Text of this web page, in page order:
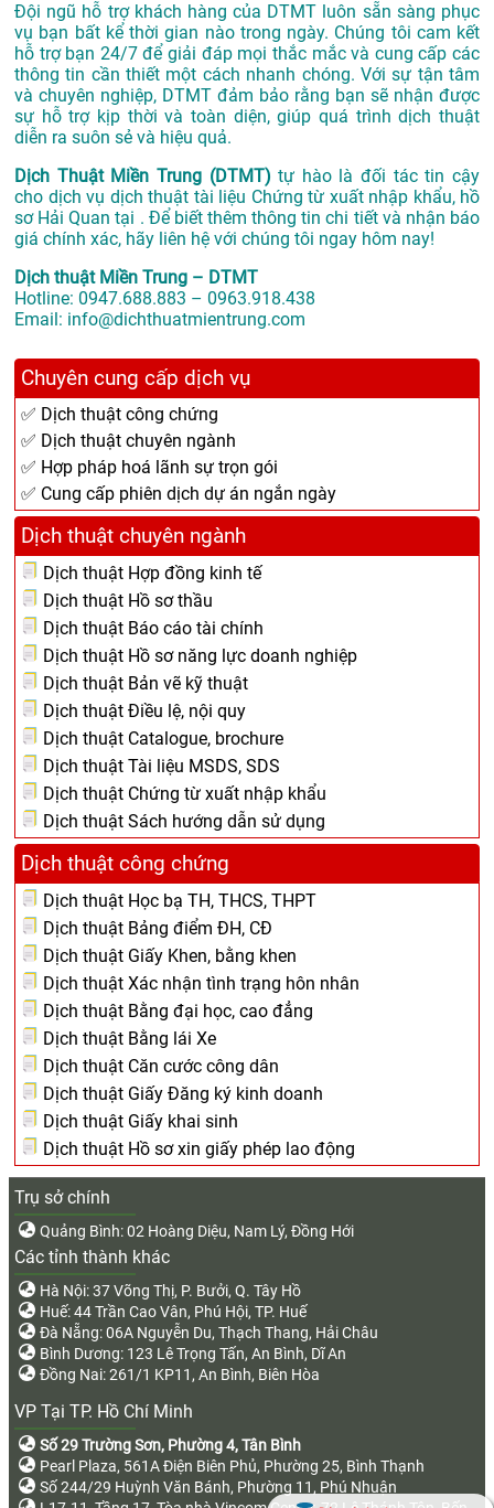
Đội ngũ hỗ trợ khách hàng của DTMT luôn sẵn sàng phục
vụ bạn bất kể thời gian nào trong ngày. Chúng tôi cam kết
hỗ trợ bạn 24/7 để giải đáp mọi thắc mắc và cung cấp các
thông tin cần thiết một cách nhanh chóng. Với sự tận tâm
và chuyên nghiệp, DTMT đảm bảo rằng bạn sẽ nhận được
sự hỗ trợ kịp thời và toàn diện, giúp quá trình dịch thuật
diễn ra suôn sẻ và hiệu quả.
Dịch Thuật Miền Trung (DTMT) tự hào là đối tác tin cậy
cho dịch vụ dịch thuật tài liệu Chứng từ xuất nhập khẩu, hồ
sơ Hải Quan tại . Để biết thêm thông tin chi tiết và nhận báo
giá chính xác, hãy liên hệ với chúng tôi ngay hôm nay!
Dịch thuật Miền Trung – DTMT
Hotline: 0947.688.883 – 0963.918.438
Email: info@dichthuatmientrung.com
Chuyên cung cấp dịch vụ
✅ Dịch thuật công chứng
✅ Dịch thuật chuyên ngành
✅ Hợp pháp hoá lãnh sự trọn gói
✅ Cung cấp phiên dịch dự án ngắn ngày
Dịch thuật chuyên ngành
Dịch thuật Hợp đồng kinh tế
Dịch thuật Hồ sơ thầu
Dịch thuật Báo cáo tài chính
Dịch thuật Hồ sơ năng lực doanh nghiệp
Dịch thuật Bản vẽ kỹ thuật
Dịch thuật Điều lệ, nội quy
Dịch thuật Catalogue, brochure
Dịch thuật Tài liệu MSDS, SDS
Dịch thuật Chứng từ xuất nhập khẩu
Dịch thuật Sách hướng dẫn sử dụng
Dịch thuật công chứng
Dịch thuật Học bạ TH, THCS, THPT
Dịch thuật Bảng điểm ĐH, CĐ
Dịch thuật Giấy Khen, bằng khen
Dịch thuật Xác nhận tình trạng hôn nhân
Dịch thuật Bằng đại học, cao đẳng
Dịch thuật Bằng lái Xe
Dịch thuật Căn cước công dân
Dịch thuật Giấy Đăng ký kinh doanh
Dịch thuật Giấy khai sinh
Dịch thuật Hồ sơ xin giấy phép lao động
Trụ sở chính
Quảng Bình: 02 Hoàng Diệu, Nam Lý, Đồng Hới
Các tỉnh thành khác
Hà Nội: 37 Võng Thị, P. Bưởi, Q. Tây Hồ
Huế: 44 Trần Cao Vân, Phú Hội, TP. Huế
Đà Nẵng: 06A Nguyễn Du, Thạch Thang, Hải Châu
Bình Dương: 123 Lê Trọng Tấn, An Bình, Dĩ An
Đồng Nai: 261/1 KP11, An Bình, Biên Hòa
VP Tại TP. Hồ Chí Minh
Số 29 Trường Sơn, Phường 4, Tân Bình
Pearl Plaza, 561A Điện Biên Phủ, Phường 25, Bình Thạnh
Số 244/29 Huỳnh Văn Bánh, Phường 11, Phú Nhuận